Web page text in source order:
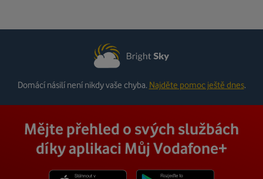
Domácí násilí není nikdy vaše chyba. Najděte pomoc ještě dnes.
Mějte přehled o svých službách
díky aplikaci Můj Vodafone+